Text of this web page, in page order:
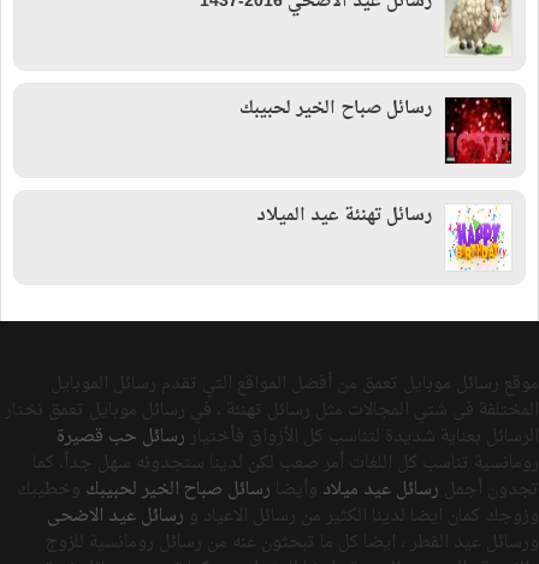
رسائل صباح الخير لحبيبك
رسائل تهنئة عيد الميلاد
موقع رسائل موبايل تعمق من أفضل المواقع التي تقدم رسائل الموبايل
المختلفة فى شتي المجالات مثل رسائل تهنئة ، في رسائل موبايل تعمق نختار
الرسائل بعناية شديدة لتناسب كل الأزواق فأختياررسائل حب قصيرة
رومانسية تناسب كل اللغات أمر صعب لكن لدينا ستجدونه سهل جداً، كما
تجدون أجمل رسائل عيد ميلاد وأيضا رسائل صباح الخير لحبيبك وخطيبك
وزوجك كمان ايضا لدينا الكثير من رسائل الاعياد و رسائل عيد الاضحى
ورسائل عيد الفطر ، ايضا كل ما تبحثون عنه من رسائل رومانسية للزوج